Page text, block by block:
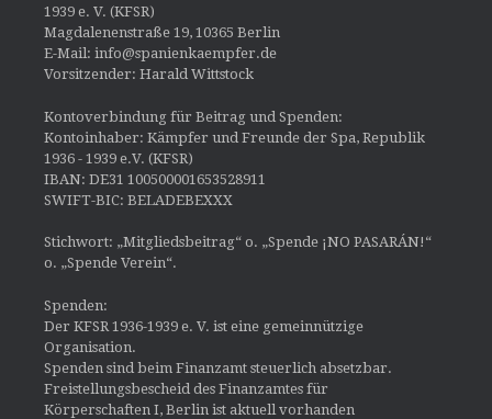
1939 e. V. (KFSR)
Magdalenenstraße 19, 10365 Berlin
E-Mail: info@spanienkaempfer.de
Vorsitzender: Harald Wittstock
Kontoverbindung für Beitrag und Spenden:
Kontoinhaber: Kämpfer und Freunde der Spa, Republik
1936 - 1939 e.V. (KFSR)
IBAN: DE31 100500001653528911
SWIFT-BIC: BELADEBEXXX
Stichwort: „Mitgliedsbeitrag“ o. „Spende ¡NO PASARÁN!“
o. „Spende Verein“.
Spenden:
Der KFSR 1936-1939 e. V. ist eine gemeinnützige
Organisation.
Spenden sind beim Finanzamt steuerlich absetzbar.
Freistellungsbescheid des Finanzamtes für
Körperschaften I, Berlin ist aktuell vorhanden